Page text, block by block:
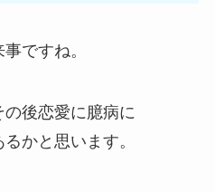
ですね。
後恋愛に臆病に
かと思います。